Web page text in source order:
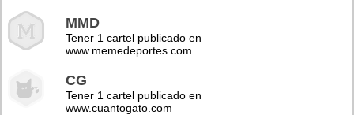
MMD
Tener 1 cartel publicado en
www.memedeportes.com
CG
Tener 1 cartel publicado en
www.cuantogato.com